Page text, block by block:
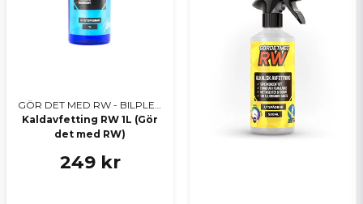
Kaldavfetting RW 1L (Gör
det med RW)
249 kr